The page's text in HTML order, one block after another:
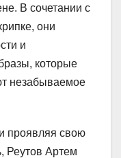
В сочетании с
они
и
которые
незабываемое
проявляя свою
Реутов Артем